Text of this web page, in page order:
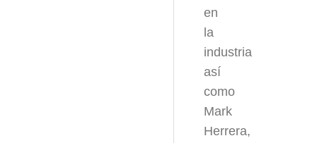
en
la
industria
así
como
Mark
Herrera,